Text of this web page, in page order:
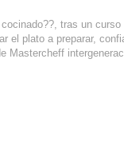
tras un
plato a preparar,
Mastercheff